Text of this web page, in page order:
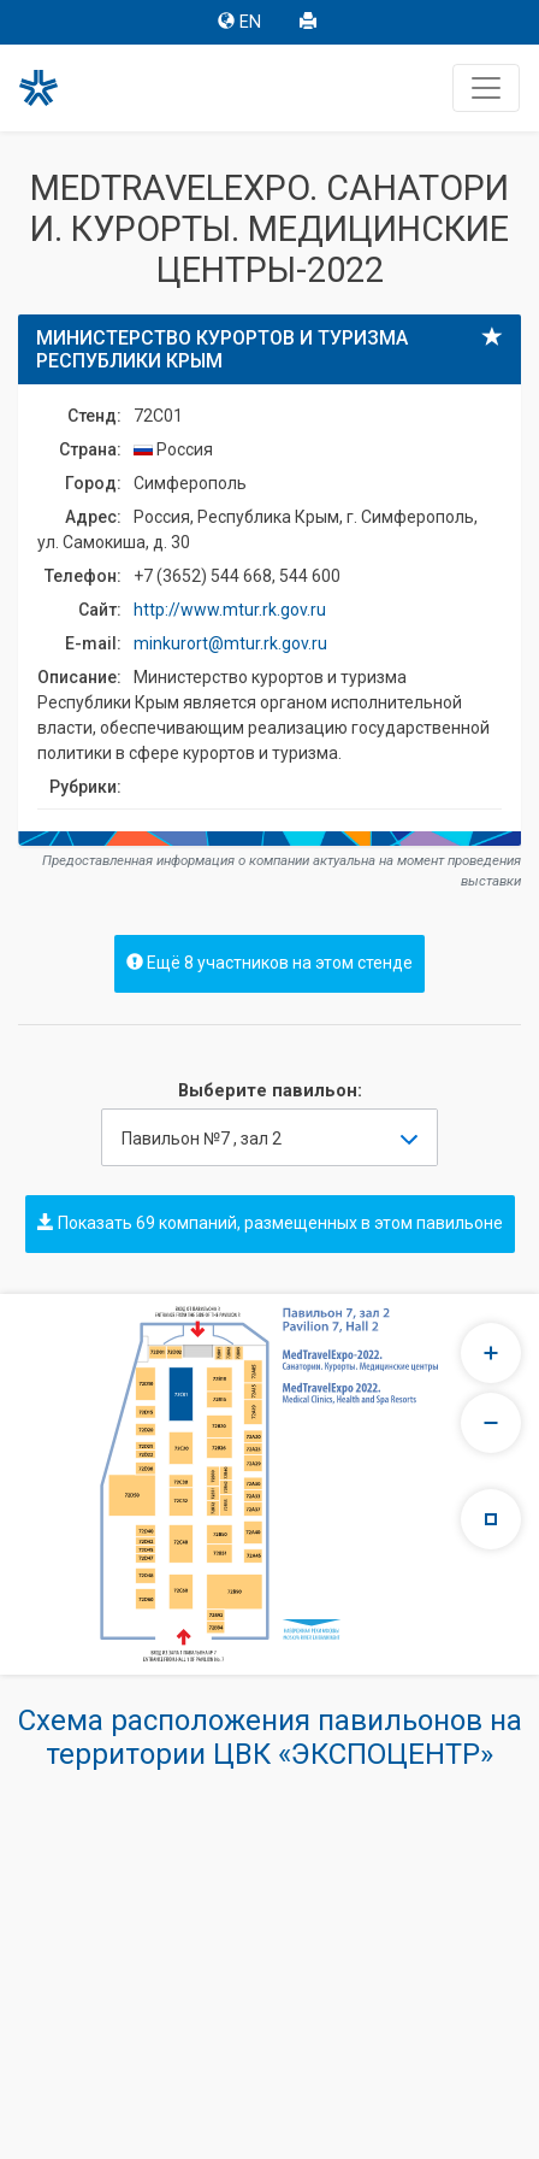
EN
MEDTRAVELEXPO. САНАТОРИ
И. КУРОРТЫ. МЕДИЦИНСКИЕ
ЦЕНТРЫ-2022
МИНИСТЕРСТВО КУРОРТОВ И ТУРИЗМА
РЕСПУБЛИКИ КРЫМ
Стенд:
72C01
Страна:
Россия
Город:
Симферополь
Адрес:
Россия, Республика Крым, г. Симферополь,
ул. Самокиша, д. 30
Телефон:
+7 (3652) 544 668, 544 600
Сайт:
http://www.mtur.rk.gov.ru
E-mail:
minkurort@mtur.rk.gov.ru
Описание:
Министерство курортов и туризма
Республики Крым является органом исполнительной
власти, обеспечивающим реализацию государственной
политики в сфере курортов и туризма.
Рубрики:
Предоставленная информация о компании актуальна на момент проведения
выставки
Ещё 8 участников на этом стенде
Выберите павильон:
Павильон №7 , зал 2
Показать 69 компаний, размещенных в этом павильоне
Схема расположения павильонов на
территории ЦВК «ЭКСПОЦЕНТР»